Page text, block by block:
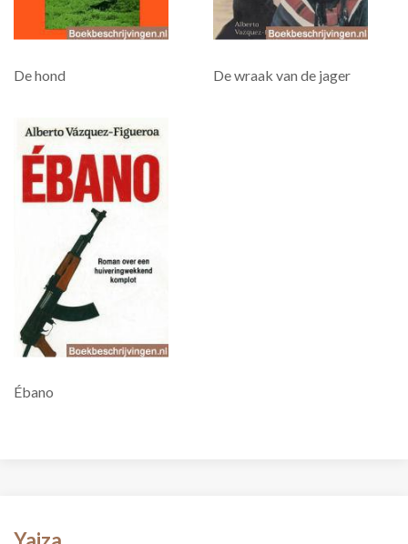
De hond De wraak van de jager
Ébano